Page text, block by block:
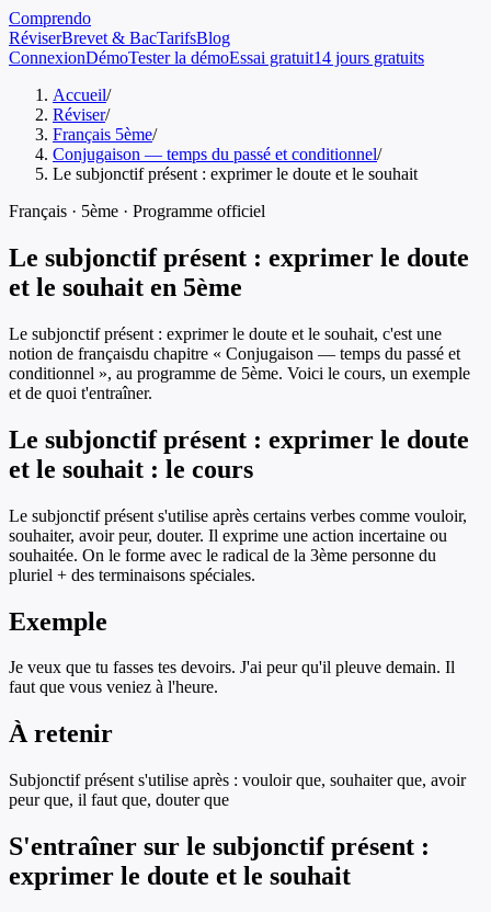
Comprendo
RéviserBrevet & BacTarifsBlog
ConnexionDémoTester la démoEssai gratuit14 jours gratuits
Accueil/
Réviser/
Français 5ème/
Conjugaison — temps du passé et conditionnel/
Le subjonctif présent : exprimer le doute et le souhait
Français · 5ème · Programme officiel
Le subjonctif présent : exprimer le doute
et le souhait en 5ème
Le subjonctif présent : exprimer le doute et le souhait, c'est une
notion de françaisdu chapitre « Conjugaison — temps du passé et
conditionnel », au programme de 5ème. Voici le cours, un exemple
et de quoi t'entraîner.
Le subjonctif présent : exprimer le doute
et le souhait : le cours
Le subjonctif présent s'utilise après certains verbes comme vouloir,
souhaiter, avoir peur, douter. Il exprime une action incertaine ou
souhaitée. On le forme avec le radical de la 3ème personne du
pluriel + des terminaisons spéciales.
Exemple
Je veux que tu fasses tes devoirs. J'ai peur qu'il pleuve demain. Il
faut que vous veniez à l'heure.
À retenir
Subjonctif présent s'utilise après : vouloir que, souhaiter que, avoir
peur que, il faut que, douter que
S'entraîner sur le subjonctif présent :
exprimer le doute et le souhait